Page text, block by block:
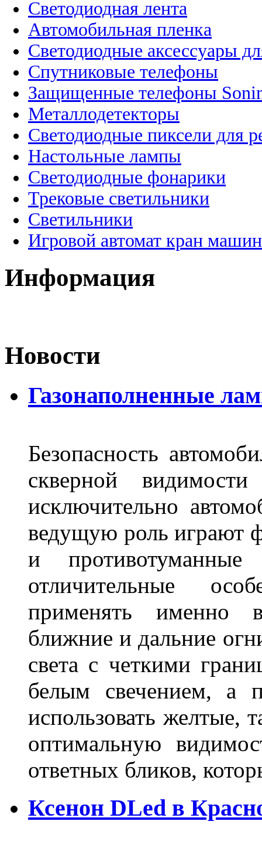
Светодиодная лента
Автомобильная пленка
Светодиодные аксессуары
Спутниковые телефоны
Защищенные телефоны
Металлодетекторы
Светодиодные пиксели для
Настольные лампы
Светодиодные фонарики
Трековые светильники
Светильники
Игровой автомат кран
Информация
Новости
Газонаполненные
Безопасность
скверной видимости
исключительно
ведущую роль играют
и
отличительные
применять именно
ближние и дальние
света с четкими
белым свечением, а
использовать желтые,
оптимальную
ответных бликов,
Ксенон DLed в